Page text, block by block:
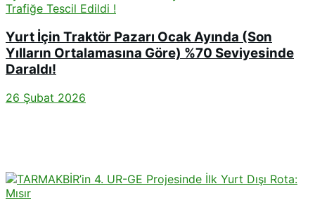
Yurt İçin Traktör Pazarı Ocak Ayında (Son
Yılların Ortalamasına Göre) %70 Seviyesinde
Daraldı!
26 Şubat 2026